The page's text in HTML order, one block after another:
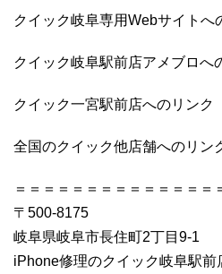
クイック岐阜専用Webサイトへ
クイック岐阜駅前店アメブロへ
クイック一宮駅前店へのリンク
全国のクイック他店舗へのリン
＝＝＝＝＝＝＝＝＝＝＝＝＝＝
〒500-8175
岐阜県岐阜市長住町2丁目9-1
iPhone修理のクイック岐阜駅前